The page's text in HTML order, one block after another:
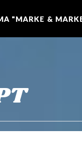
"MARKE &